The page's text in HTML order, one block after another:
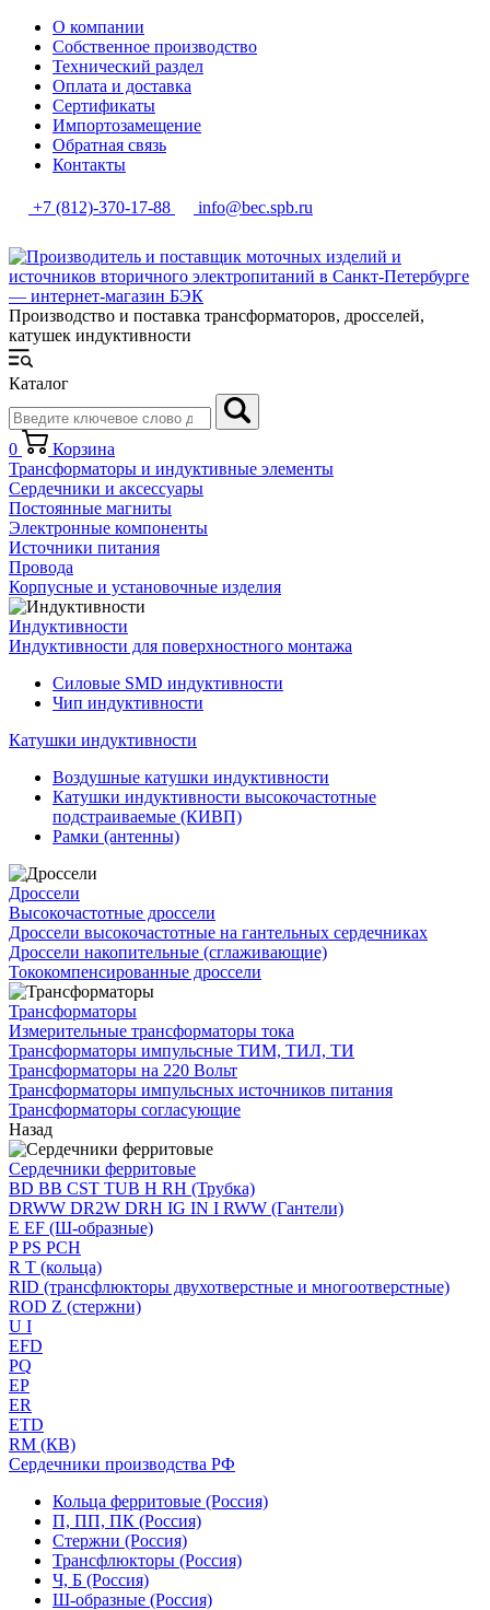
О компании
Собственное производство
Технический раздел
Оплата и доставка
Сертификаты
Импортозамещение
Обратная связь
Контакты
+7 (812)-370-17-88 info@bec.spb.ru
Производство и поставка трансформаторов, дросселей,
катушек индуктивности
Каталог
0
Корзина
Трансформаторы и индуктивные элементы
Сердечники и аксессуары
Постоянные магниты
Электронные компоненты
Источники питания
Провода
Корпусные и установочные изделия
Индуктивности
Индуктивности для поверхностного монтажа
Силовые SMD индуктивности
Чип индуктивности
Катушки индуктивности
Воздушные катушки индуктивности
Катушки индуктивности высокочастотные
подстраиваемые (КИВП)
Рамки (антенны)
Дроссели
Высокочастотные дроссели
Дроссели высокочастотные на гантельных сердечниках
Дроссели накопительные (сглаживающие)
Тококомпенсированные дроссели
Трансформаторы
Измерительные трансформаторы тока
Трансформаторы импульсные ТИМ, ТИЛ, ТИ
Трансформаторы на 220 Вольт
Трансформаторы импульсных источников питания
Трансформаторы согласующие
Назад
Сердечники ферритовые
BD BB CST TUB H RH (Трубка)
DRWW DR2W DRH IG IN I RWW (Гантели)
E EF (Ш-образные)
P PS PCH
R T (кольца)
RID (трансфлюкторы двухотверстные и многоотверстные)
ROD Z (стержни)
U I
EFD
PQ
EP
ER
ETD
RM (КВ)
Сердечники производства РФ
Кольца ферритовые (Россия)
П, ПП, ПК (Россия)
Стержни (Россия)
Трансфлюкторы (Россия)
Ч, Б (Россия)
Ш-образные (Россия)